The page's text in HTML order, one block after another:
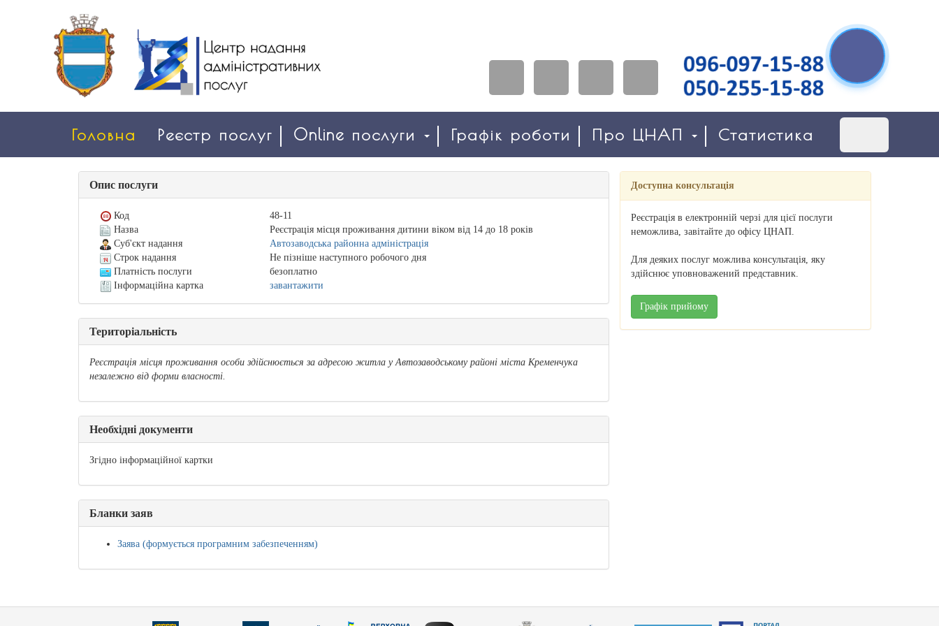
Головна Реєстр послуг Online послуги Графік роботи Про ЦНАП Статистика
Опис послуги
Код
48-11
Назва
Реєстрація місця проживання дитини віком від 14 до 18 років
Суб'єкт надання
Автозаводська районна адміністрація
Строк надання
Не пізніше наступного робочого дня
Платність послуги
безоплатно
Інформаційна картка
завантажити
Територіальність
Реєстрація місця проживання особи здійснюється за адресою житла у Автозаводському районі міста Кременчука
незалежно від форми власності.
Необхідні документи
Згідно інформаційної картки
Бланки заяв
Заява (формується програмним забезпеченням)
Доступна консультація
Реєстрація в електронній черзі для цієї послуги
неможлива, завітайте до офісу ЦНАП.
Для деяких послуг можлива консультація, яку
здійснює уповноважений представник.
Графік прийому